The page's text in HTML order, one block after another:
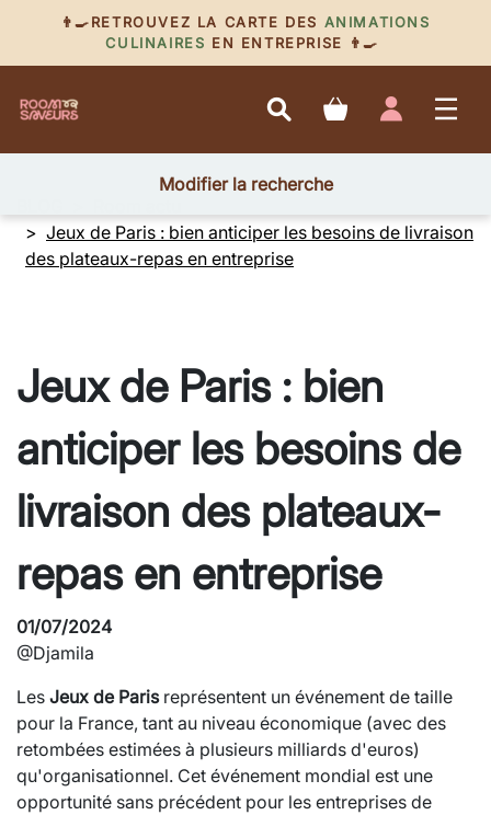
👨‍🍳RETROUVEZ LA CARTE DES ANIMATIONS
CULINAIRES EN ENTREPRISE 👨‍🍳
Modifier la recherche
Jeux de Paris : bien anticiper les besoins de livraison
des plateaux-repas en entreprise
Jeux de Paris : bien
anticiper les besoins de
livraison des plateaux-
repas en entreprise
01/07/2024
@Djamila
Les Jeux de Paris représentent un événement de taille
pour la France, tant au niveau économique (avec des
retombées estimées à plusieurs milliards d'euros)
qu'organisationnel. Cet événement mondial est une
opportunité sans précédent pour les entreprises de